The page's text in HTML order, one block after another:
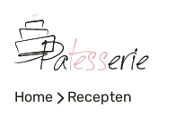
naar
de
Home - Recepten